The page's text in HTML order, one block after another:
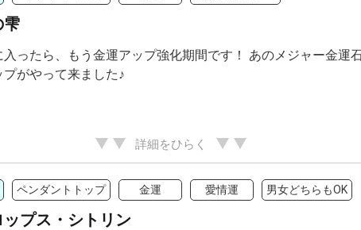
雫
入ったら、もう金運アップ強化期間です！ あのメジャー金運
プがやって来ました♪
詳細をひらく
ペンダントトップ 金運 愛情運 男女どちらもOK
プス・シトリン